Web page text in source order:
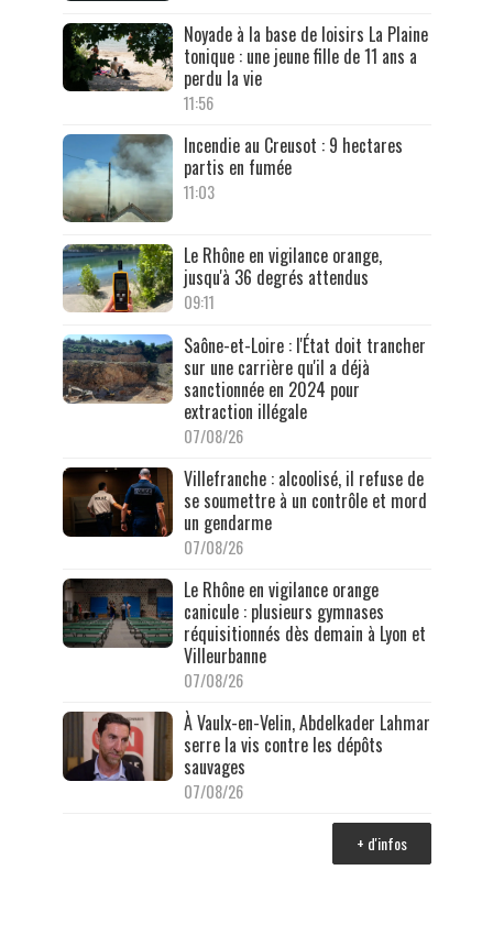
Noyade à la base de loisirs La Plaine
tonique : une jeune fille de 11 ans a
perdu la vie
11:56
Incendie au Creusot : 9 hectares
partis en fumée
11:03
Le Rhône en vigilance orange,
jusqu'à 36 degrés attendus
09:11
Saône-et-Loire : l'État doit trancher
sur une carrière qu'il a déjà
sanctionnée en 2024 pour
extraction illégale
07/08/26
Villefranche : alcoolisé, il refuse de
se soumettre à un contrôle et mord
un gendarme
07/08/26
Le Rhône en vigilance orange
canicule : plusieurs gymnases
réquisitionnés dès demain à Lyon et
Villeurbanne
07/08/26
À Vaulx-en-Velin, Abdelkader Lahmar
serre la vis contre les dépôts
sauvages
07/08/26
+ d'infos